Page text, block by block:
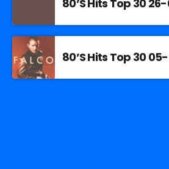
80’S Hits Top 30
80’S Hits Top 30